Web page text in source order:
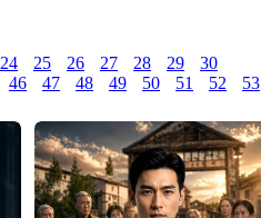
24 25 26 27 28 29
30
46 47 48 49 50 51 52 53